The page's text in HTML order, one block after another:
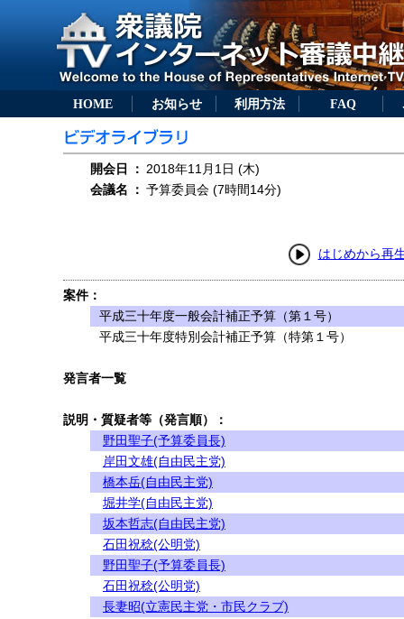
HOME お知らせ 利用方法 FAQ
開会日 ： 2018年11月1日 (木)
会議名
： 予算委員会 (7時間14分)
はじめから再
案件：
平成三十年度一般会計補正予算（第１号）
平成三十年度特別会計補正予算（特第１号）
発言者一覧
説明・質疑者等（発言順）：
野田聖子(予算委員長)
岸田文雄(自由民主党)
橋本岳(自由民主党)
堀井学(自由民主党)
坂本哲志(自由民主党)
石田祝稔(公明党)
野田聖子(予算委員長)
石田祝稔(公明党)
長妻昭(立憲民主党・市民クラブ)